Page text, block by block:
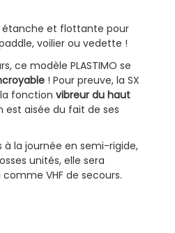
étanche et flottante pour
voilier ou vedette !
ce modèle PLASTIMO se
! Pour preuve, la SX
fonction vibreur du haut
est aisée du fait de ses
la journée en semi-rigide,
unités, elle sera
VHF de secours.